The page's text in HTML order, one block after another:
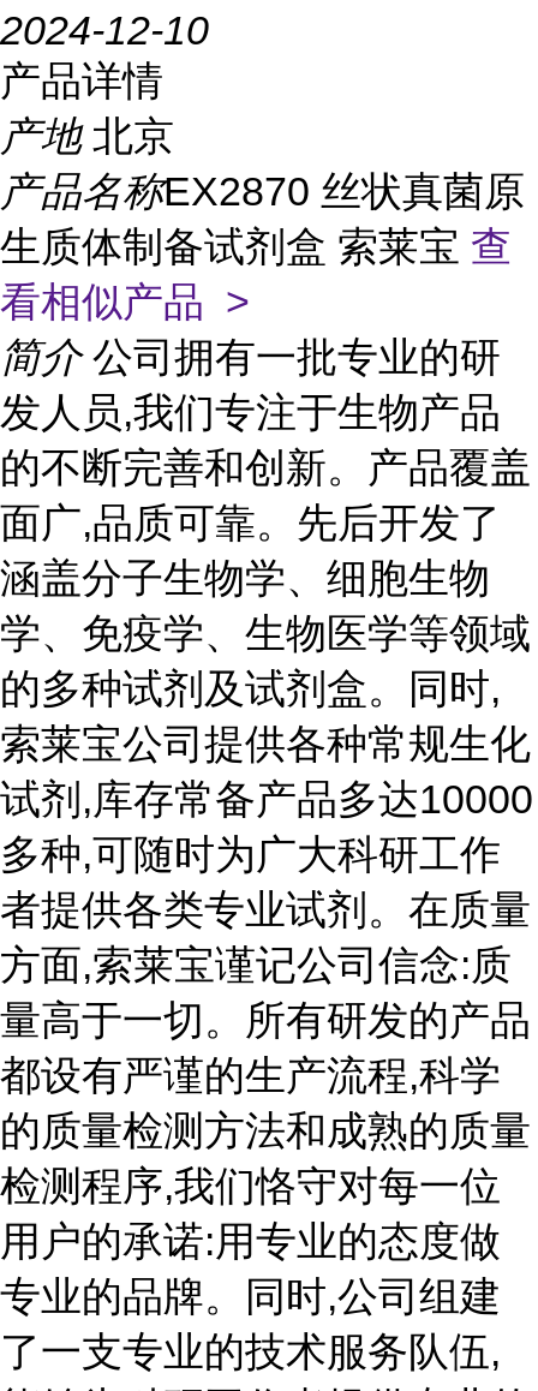
2024-12-10
产品详情
产地 北京
产品名称EX2870 丝状真菌原
生质体制备试剂盒 索莱宝 查
看相似产品 >
简介 公司拥有一批专业的研
发人员,我们专注于生物产品
的不断完善和创新。产品覆盖
面广,品质可靠。先后开发了
涵盖分子生物学、细胞生物
学、免疫学、生物医学等领域
的多种试剂及试剂盒。同时,
索莱宝公司提供各种常规生化
试剂,库存常备产品多达10000
多种,可随时为广大科研工作
者提供各类专业试剂。在质量
方面,索莱宝谨记公司信念:质
量高于一切。所有研发的产品
都设有严谨的生产流程,科学
的质量检测方法和成熟的质量
检测程序,我们恪守对每一位
用户的承诺:用专业的态度做
专业的品牌。同时,公司组建
了一支专业的技术服务队伍,